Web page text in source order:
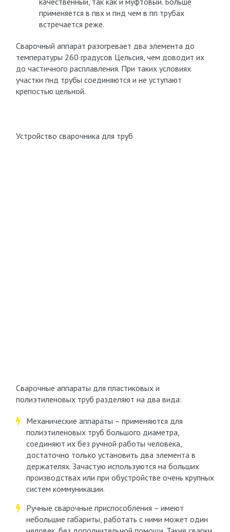
применяется в пвх и пнд чем в пп трубах
встречается реже.
Сварочный аппарат разогревает два элемента до
температуры 260 градусов Цельсия, чем доводит их
до частичного расплавления. При таких условиях
участки пнд трубы соединяются и не уступают
крепостью цельной.
Устройство сварочника для труб
Сварочные аппараты для пластиковых и
полиэтиленовых труб разделяют на два вида:
Механические аппараты – применяются для
полиэтиленовых труб большого диаметра,
соединяют их без ручной работы человека,
достаточно только установить два элемента в
держателях. Зачастую используются на больших
производствах или при обустройстве очень крупных
систем коммуникации.
Ручные сварочные приспособления – имеют
небольшие габариты, работать с ними может один